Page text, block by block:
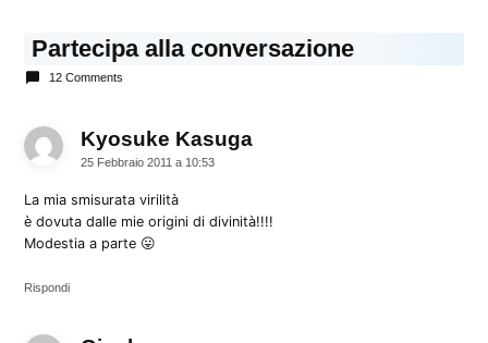
Partecipa alla conversazione
12 Comments
Kyosuke Kasuga
25 Febbraio 2011 a 10:53
La mia smisurata virilità
è dovuta dalle mie origini di divinità!!!!
Modestia a parte 😛
Rispondi